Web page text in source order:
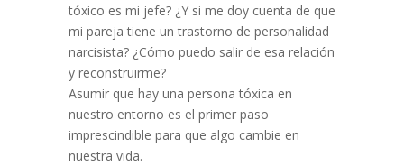
tóxico es mi jefe? ¿Y si me doy cuenta de que
mi pareja tiene un trastorno de personalidad
narcisista? ¿Cómo puedo salir de esa relación
y reconstruirme?
Asumir que hay una persona tóxica en
nuestro entorno es el primer paso
imprescindible para que algo cambie en
nuestra vida.